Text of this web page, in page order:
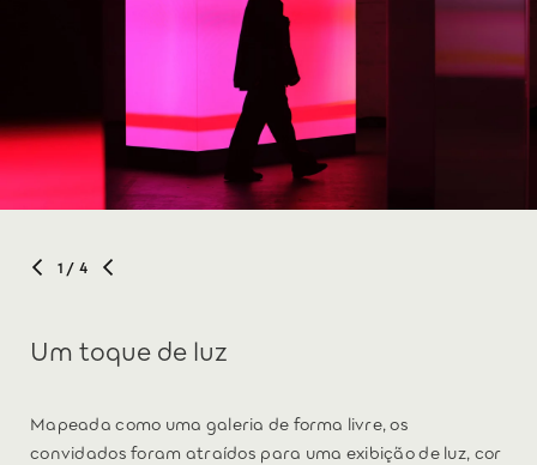
1 / 4
Um toque de luz
Mapeada como uma galeria de forma livre, os
convidados foram atraídos para uma exibição de luz, cor